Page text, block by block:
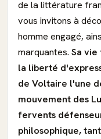
de la littérature
vous invitons à
homme engagé,
marquantes. Sa vie
la liberté
de Voltaire l'une
mouvement des
fervents
philosophique,